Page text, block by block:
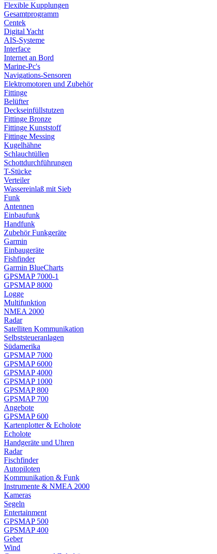
Flexible Kupplungen
Gesamtprogramm
Centek
Digital Yacht
AIS-Systeme
Interface
Internet an Bord
Marine-Pc's
Navigations-Sensoren
Elektromotoren und Zubehör
Fittinge
Belüfter
Deckseinfüllstutzen
Fittinge Bronze
Fittinge Kunststoff
Fittinge Messing
Kugelhähne
Schlauchtüllen
Schottdurchführungen
T-Stücke
Verteiler
Wassereinlaß mit Sieb
Funk
Antennen
Einbaufunk
Handfunk
Zubehör Funkgeräte
Garmin
Einbaugeräte
Fishfinder
Garmin BlueCharts
GPSMAP 7000-1
GPSMAP 8000
Logge
Multifunktion
NMEA 2000
Radar
Satelliten Kommunikation
Selbststeueranlagen
Südamerika
GPSMAP 7000
GPSMAP 6000
GPSMAP 4000
GPSMAP 1000
GPSMAP 800
GPSMAP 700
Angebote
GPSMAP 600
Kartenplotter & Echolote
Echolote
Handgeräte und Uhren
Radar
Fischfinder
Autopiloten
Kommunikation & Funk
Instrumente & NMEA 2000
Kameras
Segeln
Entertainment
GPSMAP 500
GPSMAP 400
Geber
Wind